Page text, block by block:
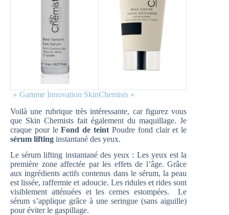
⍆ Gamme Innovation SkinChemists ⍅
Voilà une rubrique très intéressante, car figurez vous
que Skin Chemists fait également du maquillage. Je
craque pour leFond de teint Poudre fond clair et le
sérum lifting instantané des yeux.
Le sérum lifting instantané des yeux : Les yeux est la
première zone affectée par les effets de l’âge. Grâce
aux ingrédients actifs contenus dans le sérum, la peau
est lissée, raffermie et adoucie. Les ridules et rides sont
visiblement atténuées et les cernes estompées. Le
sérum s’applique grâce à une seringue (sans aiguille)
pour éviter le gaspillage.